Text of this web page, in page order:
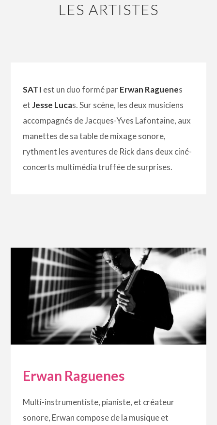
LES ARTISTES
SATI est un duo formé parErwan Raguenes
etJesse Lucas. Sur scène, les deux musiciens
accompagnés de Jacques-Yves Lafontaine, aux
manettes de sa table de mixage sonore,
rythment les aventures de Rick dans deux ciné-
concerts multimédia truffée de surprises.
Erwan Raguenes
Multi-instrumentiste, pianiste, et créateur
sonore, Erwan compose de la musique et